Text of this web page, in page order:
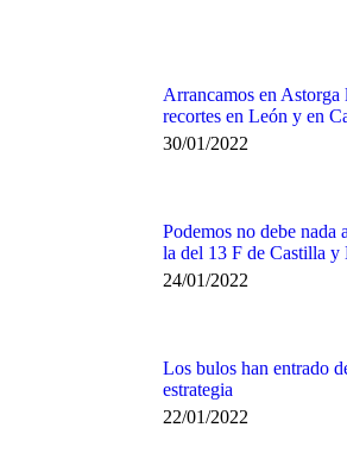
Arrancamos en
recortes en León y en
30/01/2022
Podemos no debe nada
la del 13 F de Castilla y
24/01/2022
Los bulos han entrado
estrategia
22/01/2022